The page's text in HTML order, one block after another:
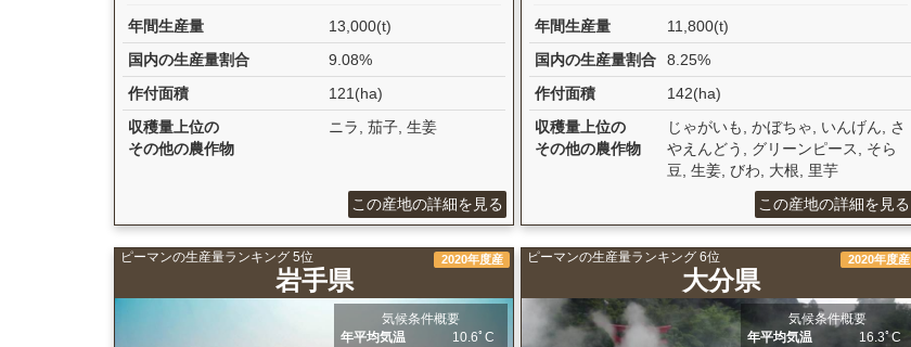
年間生産量
13,000(t)
国内の生産量割合
9.08%
作付面積
121(ha)
収穫量上位の
その他の農作物
ニラ, 茄子, 生姜
この産地の詳細を見る
年間生産量
11,800(t)
国内の生産量割合
8.25%
作付面積
142(ha)
収穫量上位の
その他の農作物
じゃがいも, かぼちゃ, いんげん, さ
やえんどう, グリーンピース, そら
豆, 生姜, びわ, 大根, 里芋
この産地の詳細を見る
ピーマンの生産量ランキング 5位
岩手県
2020年度産
気候条件概要
年平均気温
10.6ﾟC
ピーマンの生産量ランキング 6位
大分県
2020年度産
気候条件概要
年平均気温
16.3ﾟC